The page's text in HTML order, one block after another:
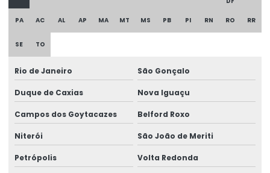
Etiqueta patrimônio policarbonato
Etiqueta de policarbonato
Etiqueta de segurança
Etiqueta de void
Etiqueta void prata
Etiquetas adesivas holográficas
Etiquetas holográficas
PA AC AL AP MA MT MS PB PI RN RO RR
SE TO
Rio de Janeiro São Gonçalo
Duque de Caxias Nova Iguaçu
Campos dos Goytacazes Belford Roxo
Niterói São João de Meriti
Petrópolis Volta Redonda